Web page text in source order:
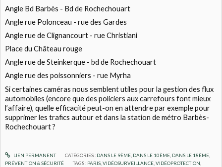
Angle Bd Barbès - Bd de Rochechouart
Angle rue Polonceau - rue des Gardes
Angle rue de Clignancourt - rue Christiani
Place du Château rouge
Angle rue de Steinkerque - bd de Rochechouart
Angle rue des poissonniers - rue Myrha
Si certaines caméras nous semblent utiles pour la gestion des flux
automobiles (encore que des policiers aux carrefours font mieux
l’affaire), quelle efficacité peut-on en attendre par exemple pour
supprimer les trafics autour et dans la station de métro Barbès-
Rochechouart ?
LIEN PERMANENT CATÉGORIES : DANS LE 9ÈME, DANS LE 10ÈME, DANS LE 18ÈME,
PRÉVENTION & SÉCURITÉ
TAGS : PARIS ,VIDÉOSURVEILLANCE ,VIDÉOPROTECTION